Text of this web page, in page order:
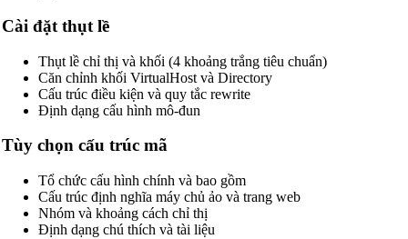
Cài đặt thụt lề
Thụt lề chỉ thị và khối (4 khoảng trắng tiêu chuẩn)
Căn chỉnh khối VirtualHost và Directory
Cấu trúc điều kiện và quy tắc rewrite
Định dạng cấu hình mô-đun
Tùy chọn cấu trúc mã
Tổ chức cấu hình chính và bao gồm
Cấu trúc định nghĩa máy chủ ảo và trang web
Nhóm và khoảng cách chỉ thị
Định dạng chú thích và tài liệu